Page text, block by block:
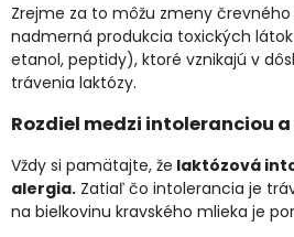
Zrejme za to môžu zmeny
nadmerná produkcia toxických
etanol, peptidy), ktoré vznikajú v
trávenia laktózy.
Rozdiel medzi intoleranciou
Vždy si pamätajte, že laktózová
alergia. Zatiaľ čo intolerancia je
na bielkovinu kravského mlieka je